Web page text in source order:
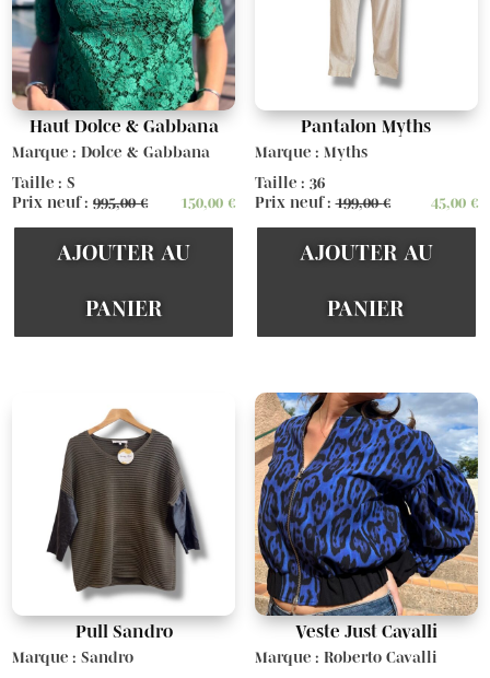
Haut Dolce & Gabbana
Marque : Dolce & Gabbana
Taille : S
Prix neuf :995,00€ 150,00€
AJOUTER AU
PANIER
Pantalon Myths
Marque : Myths
Taille : 36
Prix neuf :199,00€ 45,00 €
AJOUTER AU
PANIER
Pull Sandro
Marque : Sandro
Veste Just Cavalli
Marque : Roberto Cavalli